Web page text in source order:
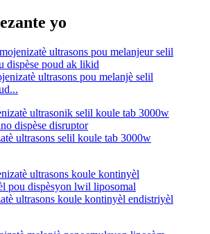
yo
ultrasons pou melanjè selil
ultrasons selil koule tab 3000w
ultrasons koule kontinyèl endistriyèl